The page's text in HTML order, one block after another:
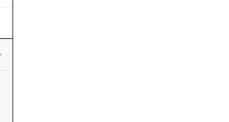
Undermeny för Aktuellt